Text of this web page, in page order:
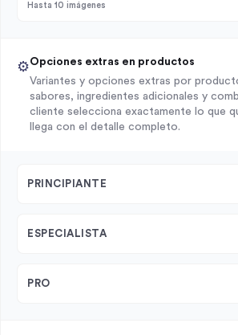
Hasta 10 imágenes
⚙️Opciones extras en productos
Variantes y opciones extras por
sabores, ingredientes adicionales y
cliente selecciona exactamente lo que
llega con el detalle completo.
PRINCIPIANTE
ESPECIALISTA
PRO